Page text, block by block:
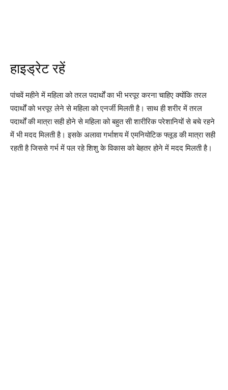
हाइड्रेट रहें
पांचवें महीने में महिला को तरल पदार्थों का भी भरपूर करना चाहिए क्योंकि तरल
पदार्थों को भरपूर लेने से महिला को एनर्जी मिलती है। साथ ही शरीर में तरल
पदार्थों की मात्रा सही होने से महिला को बहुत सी शारीरिक परेशानियों से बचे रहने
में भी मदद मिलती है। इसके अलावा गर्भाशय में एमनियोटिक फ्लूड की मात्रा सही
रहती है जिससे गर्भ में पल रहे शिशु के विकास को बेहतर होने में मदद मिलती है।